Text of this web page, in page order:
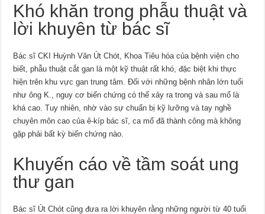
Khó khăn trong phẫu thuật và
lời khuyên từ bác sĩ
Bác sĩ CKI Huỳnh Văn Út Chót, Khoa Tiêu hóa của bệnh viện cho
biết, phẫu thuật cắt gan là một kỹ thuật rất khó, đặc biệt khi thực
hiện trên khu vực gan trung tâm. Đối với những bệnh nhân lớn tuổi
như ông K., nguy cơ biến chứng có thể xảy ra trong và sau mổ là
khá cao. Tuy nhiên, nhờ vào sự chuẩn bị kỹ lưỡng và tay nghề
chuyên môn cao của ê-kíp bác sĩ, ca mổ đã thành công mà không
gặp phải bất kỳ biến chứng nào.
Khuyến cáo về tầm soát ung
thư gan
Bác sĩ Út Chót cũng đưa ra lời khuyên rằng những người từ 40 tuổi